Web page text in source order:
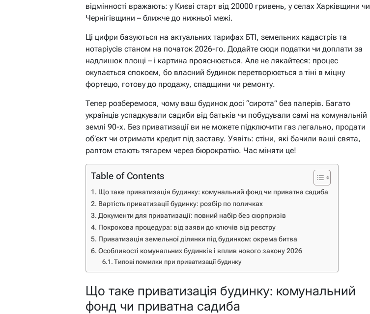
відмінності вражають: у Києві старт від 20000 гривень, у селах Харківщини чи
Чернігівщини – ближче до нижньої межі.
Ці цифри базуються на актуальних тарифах БТІ, земельних кадастрів та
нотаріусів станом на початок 2026-го. Додайте сюди податки чи доплати за
надлишок площі – і картина прояснюється. Але не лякайтеся: процес
окупається спокоєм, бо власний будинок перетворюється з тіні в міцну
фортецю, готову до продажу, спадщини чи ремонту.
Тепер розберемося, чому ваш будинок досі “сирота” без паперів. Багато
українців успадкували садиби від батьків чи побудували самі на комунальній
землі 90-х. Без приватизації ви не можете підключити газ легально, продати
об’єкт чи отримати кредит під заставу. Уявіть: стіни, які бачили ваші свята,
раптом стають тягарем через бюрократію. Час міняти це!
Table of Contents
Що таке приватизація будинку: комунальний фонд чи приватна садиба
Вартість приватизації будинку: розбір по поличках
Документи для приватизації: повний набір без сюрпризів
Покрокова процедура: від заяви до ключів від реєстру
Приватизація земельної ділянки під будинком: окрема битва
Особливості комунальних будинків і вплив нового закону 2026
Типові помилки при приватизації будинку
Що таке приватизація будинку: комунальний
фонд чи приватна садиба